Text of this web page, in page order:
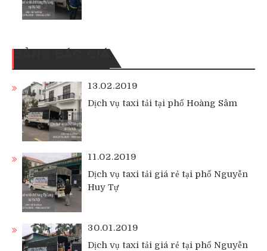
BẢNG BÁO GIÁ
13.02.2019
Dịch vụ taxi tải tại phố Hoàng Sâm
11.02.2019
Dịch vụ taxi tải giá rẻ tại phố Nguyễn
Huy Tự
30.01.2019
Dịch vụ taxi tải giá rẻ tại phố Nguyễn